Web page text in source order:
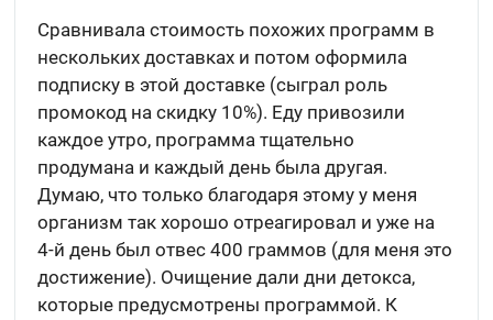
Сравнивала стоимость похожих программ в
нескольких доставках и потом оформила
подписку в этой доставке (сыграл роль
промокод на скидку 10%). Еду привозили
каждое утро, программа тщательно
продумана и каждый день была другая.
Думаю, что только благодаря этому у меня
организм так хорошо отреагировал и уже на
4-й день был отвес 400 граммов (для меня это
достижение). Очищение дали дни детокса,
которые предусмотрены программой. К